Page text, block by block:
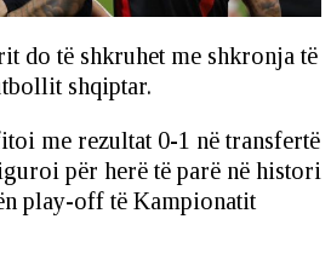
do të shkruhet me shkronja të
shqiptar.
me rezultat 0-1 në transfertë
për herë të parë në histori
play-off të Kampionatit